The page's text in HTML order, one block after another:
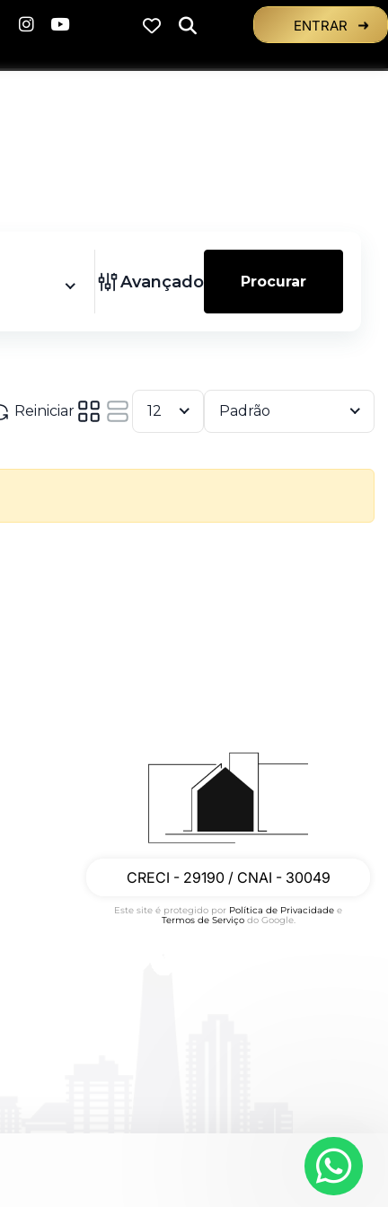
CRECI - 29190 / CNAI - 30049
Este site é protegido por Política de Privacidade e
Termos de Serviçodo Google.
ENTRAR